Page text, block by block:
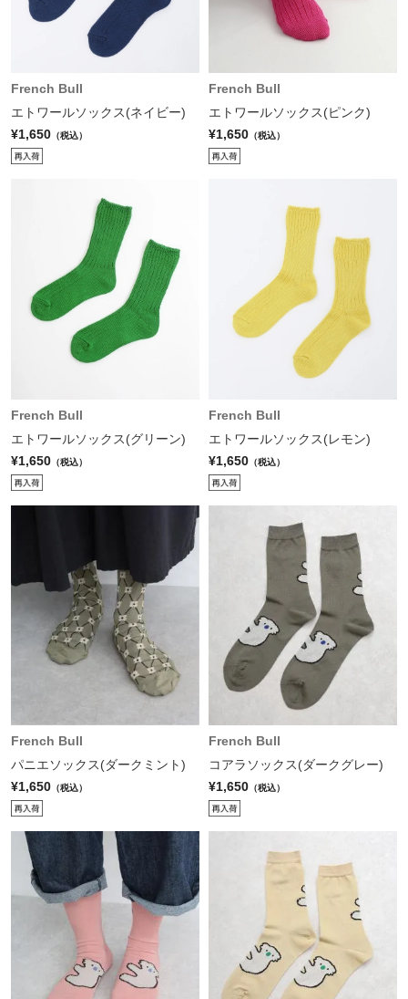
French Bull
エトワールソックス(ネイビー)
¥1,650 （税込）
French Bull
エトワールソックス(ピンク)
¥1,650 （税込）
French Bull
エトワールソックス(グリーン)
¥1,650 （税込）
French Bull
エトワールソックス(レモン)
¥1,650 （税込）
French Bull
パニエソックス(ダークミント)
¥1,650 （税込）
French Bull
コアラソックス(ダークグレー)
¥1,650 （税込）